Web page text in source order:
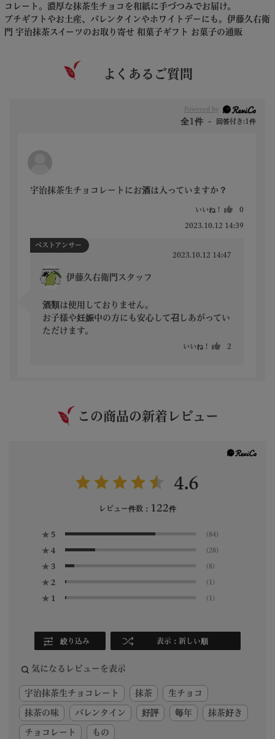
コレート。濃厚な抹茶生チョコを和紙に手づつみでお届け。
プチギフトやお土産、バレンタインやホワイトデーにも。伊藤久右衛
門 宇治抹茶スイーツのお取り寄せ 和菓子ギフト お菓子の通販
よくあるご質問
Powered by
全1件 回答付き:1件
宇治抹茶生チョコレートにお酒は入っていますか？
いいね！ 0
2023.10.12 14:39
2023.10.12 14:47
伊藤久右衛門スタッフ
酒類は使用しておりません。
お子様や妊娠中の方にも安心して召しあがってい
ただけます。
いいね！ 2
ベストアンサー
この商品の新着レビュー
4.6
レビュー件数： 122件
★ 5 (84)
★ 4 (28)
★ 3 (8)
★ 2 (1)
★ 1 (1)
絞り込み 表示：新しい順
気になるレビューを表示
宇治抹茶生チョコレート 抹茶 生チョコ
抹茶の味 バレンタイン 好評 毎年 抹茶好き
チョコレート もの